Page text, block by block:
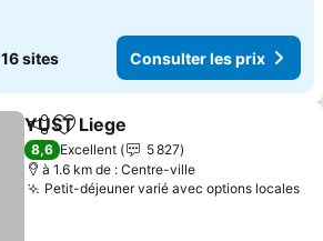
16 sites Consulter les prix
PartagerAjouter à mes favoris
YUST Liege
8,6 Excellent
5 827
à 1.6 km de : Centre-ville
Petit-déjeuner varié avec options locales